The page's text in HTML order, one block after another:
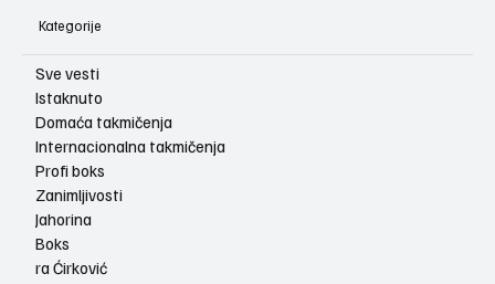
Kategorije
Sve vesti
Istaknuto
Domaća takmičenja
Internacionalna takmičenja
Profi boks
Zanimljivosti
Jahorina
Boks
ra Ćirković